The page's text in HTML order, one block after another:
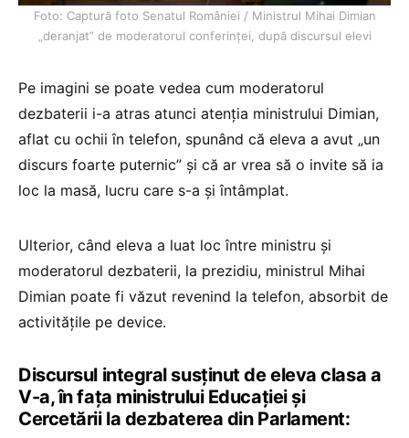
Foto: Captură foto Senatul României / Ministrul Mihai Dimian
„deranjat” de moderatorul conferinței, după discursul elevi
Pe imagini se poate vedea cum moderatorul
dezbaterii i-a atras atunci atenția ministrului Dimian,
aflat cu ochii în telefon, spunând că eleva a avut „un
discurs foarte puternic” și că ar vrea să o invite să ia
loc la masă, lucru care s-a și întâmplat.
Ulterior, când eleva a luat loc între ministru și
moderatorul dezbaterii, la prezidiu, ministrul Mihai
Dimian poate fi văzut revenind la telefon, absorbit de
activitățile pe device.
Discursul integral susținut de eleva clasa a
V-a, în fața ministrului Educației și
Cercetării la dezbaterea din Parlament: